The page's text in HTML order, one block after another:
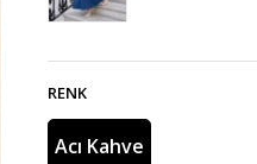
RENK
Acı Kahve